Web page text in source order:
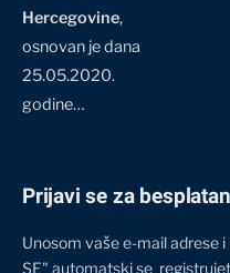
Hercegovine,
osnovan je dana
25.05.2020.
godine…
Prijavi se za
Unosom vaše e-mail adrese
SE" automatski se